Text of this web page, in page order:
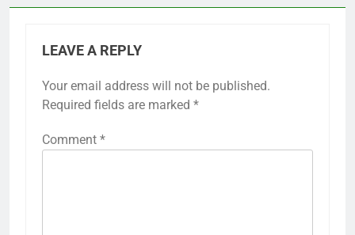
LEAVE A REPLY
Your email address will not be published.
Required fields are marked *
Comment *